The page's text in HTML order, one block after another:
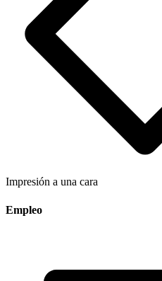
Impresión a una cara
Empleo